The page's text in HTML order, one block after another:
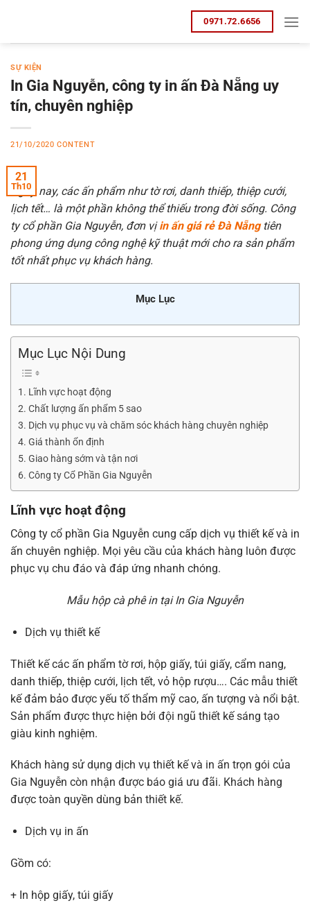
nội
0971.72.6656
SỰ KIỆN
In Gia Nguyễn, công ty in ấn Đà Nẵng uy
tín, chuyên nghiệp
21/10/2020 CONTENT
21
Th10
Ngày nay, các ấn phẩm như tờ rơi, danh thiếp, thiệp cưới,
lịch tết… là một phần không thể thiếu trong đời sống. Công
ty cổ phần Gia Nguyễn, đơn vịin ấn giá rẻ Đà Nẵngtiên
phong ứng dụng công nghệ kỹ thuật mới cho ra sản phẩm
tốt nhất phục vụ khách hàng.
Mục Lục
Mục Lục Nội Dung
Lĩnh vực hoạt động
Chất lượng ấn phẩm 5 sao
Dịch vụ phục vụ và chăm sóc khách hàng chuyên nghiệp
Giá thành ổn định
Giao hàng sớm và tận nơi
Công ty Cổ Phần Gia Nguyễn
Lĩnh vực hoạt động
Công ty cổ phần Gia Nguyễn cung cấp dịch vụ thiết kế và in
ấn chuyên nghiệp. Mọi yêu cầu của khách hàng luôn được
phục vụ chu đáo và đáp ứng nhanh chóng.
Mẫu hộp cà phê in tại In Gia Nguyễn
Dịch vụ thiết kế
Thiết kế các ấn phẩm tờ rơi, hộp giấy, túi giấy, cẩm nang,
danh thiếp, thiệp cưới, lịch tết, vỏ hộp rượu…. Các mẫu thiết
kế đảm bảo được yếu tố thẩm mỹ cao, ấn tượng và nổi bật.
Sản phẩm được thực hiện bởi đội ngũ thiết kế sáng tạo
giàu kinh nghiệm.
Khách hàng sử dụng dịch vụ thiết kế và in ấn trọn gói của
Gia Nguyễn còn nhận được báo giá ưu đãi. Khách hàng
được toàn quyền dùng bản thiết kế.
Dịch vụ in ấn
Gồm có:
+ In hộp giấy, túi giấy